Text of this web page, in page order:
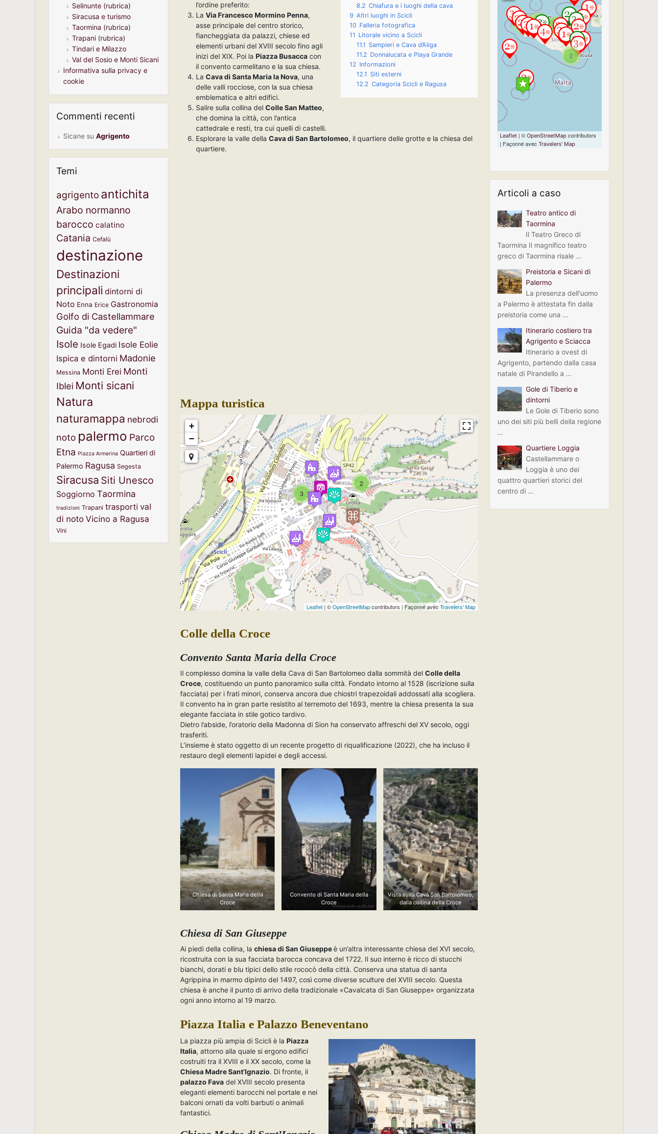
8.2 Chiafura e i luoghi della cava
9 Altri luoghi in Scicli
10 Falleria fotografica
11 Litorale vicino a Scicli
11.1 Sampieri e Cava d’Aliga
11.2 Donnalucata e Playa Grande
12 Informazioni
12.1 Siti esterni
12.2 Categoria Scicli e Ragusa
l’ordine preferito:
LaVia Francesco Mormino Penna,
asse principale del centro storico,
fiancheggiata da palazzi, chiese ed
elementi urbani del XVIII secolo fino agli
inizi del XIX. Poi laPiazza Busacca con
il convento carmelitano e la sua chiesa.
LaCava di Santa Maria la Nova, una
delle valli rocciose, con la sua chiesa
emblematica e altri edifici.
Salire sulla collina delColle San Matteo,
che domina la città, con l’antica
cattedrale e resti, tra cui quelli di castelli.
Esplorare la valle dellaCava di San Bartolomeo, il quartiere delle grotte e la chiesa del
quartiere.
Mappa turistica
Travelers' Map is loading...
If you see this after your page is loaded completely,
leafletJS files are missing.
2
3
+
−
Leaflet| ©OpenStreetMapcontributors | Façonné avecTravelers' Map
Colle della Croce
Convento Santa Maria della Croce
Il complesso domina la valle della Cava di San Bartolomeo dalla sommità delColle della
Croce, costituendo un punto panoramico sulla città. Fondato intorno al 1528 (iscrizione sulla
facciata) per i frati minori, conserva ancora due chiostri trapezoidali addossati alla scogliera.
Il convento ha in gran parte resistito al terremoto del 1693, mentre la chiesa presenta la sua
elegante facciata in stile gotico tardivo.
Dietro l’abside, l’oratorio della Madonna di Sion ha conservato affreschi del XV secolo, oggi
trasferiti.
L’insieme è stato oggetto di un recente progetto di riqualificazione (2022), che ha incluso il
restauro degli elementi lapidei e degli accessi.
Chiesa di Santa Maria della
Croce
Convento di Santa Maria della
Croce
Vista sulla Cava San Bartolomeo,
dalla collina della Croce
Chiesa di San Giuseppe
Ai piedi della collina, lachiesa di San Giuseppeè un’altra interessante chiesa del XVI secolo,
ricostruita con la sua facciata barocca concava del 1722. Il suo interno è ricco di stucchi
bianchi, dorati e blu tipici dello stile rococò della città. Conserva una statua di santa
Agrippina in marmo dipinto del 1497, così come diverse sculture del XVIII secolo. Questa
chiesa è anche il punto di arrivo della tradizionale «Cavalcata di San Giuseppe» organizzata
ogni anno intorno al 19 marzo.
Piazza Italia e Palazzo Beneventano
La piazza più ampia di Scicli è la Piazza
Italia, attorno alla quale si ergono edifici
costruiti tra il XVIII e il XX secolo, come la
Chiesa Madre Sant’Ignazio. Di fronte, il
palazzo Fava del XVIII secolo presenta
eleganti elementi barocchi nel portale e nei
balconi ornati da volti barbuti o animali
fantastici.
Selinunte (rubrica)
Siracusa e turismo
Taormina (rubrica)
Trapani (rubrica)
Tindari e Milazzo
Val del Sosio e Monti Sicani
Informativa sulla privacy e
cookie
Commenti recenti
Sicane suAgrigento
Temi
agrigento antichita
Arabo normanno
barocco calatino
Catania Cefalù
destinazione
Destinazioni
principali dintorni di
Noto Enna Erice Gastronomia
Golfo di Castellammare
Guida "da vedere"
Isole Isole Egadi Isole Eolie
Ispica e dintorni Madonie
Messina Monti Erei Monti
Iblei Monti sicani
Natura
naturamappa nebrodi
noto palermo Parco
Etna Piazza Armerina Quartieri di
Palermo Ragusa Segesta
Siracusa Siti Unesco
Soggiorno Taormina
tradizioni Trapani trasporti val
di noto Vicino a Ragusa
Vini
Travelers' Map is
loading...
If you see this after
your page is
loaded completely,
leafletJS files are
missing.
2
2
2 2
2
Leaflet | ©OpenStreetMap contributors
| Façonné avecTravelers' Map
Articoli a caso
Teatro antico di
Taormina
Il Teatro Greco di
Taormina Il magnifico teatro
greco di Taormina risale …
Preistoria e Sicani di
Palermo
La presenza dell'uomo
a Palermo è attestata fin dalla
preistoria come una …
Itinerario costiero tra
Agrigento e Sciacca
Itinerario a ovest di
Agrigento, partendo dalla casa
natale di Pirandello a …
Gole di Tiberio e
dintorni
Le Gole di Tiberio sono
uno dei siti più belli della regione
…
Quartiere Loggia
Castellammare o
Loggia è uno dei
quattro quartieri storici del
centro di …